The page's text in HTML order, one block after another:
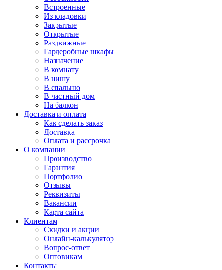
Встроенные
Из кладовки
Закрытые
Открытые
Раздвижные
Гардеробные шкафы
Назначение
В комнату
В нишу
В спальню
В частный дом
На балкон
Доставка и оплата
Как сделать заказ
Доставка
Оплата и рассрочка
О компании
Производство
Гарантия
Портфолио
Отзывы
Реквизиты
Вакансии
Карта сайта
Клиентам
Скидки и акции
Онлайн-калькулятор
Вопрос-ответ
Оптовикам
Контакты